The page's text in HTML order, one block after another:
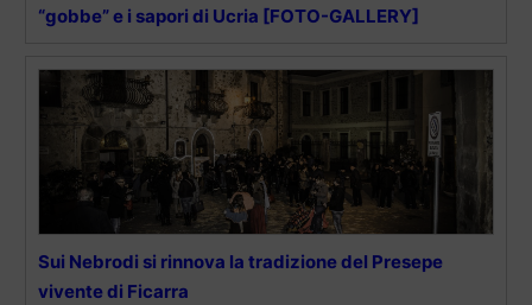
“gobbe” e i sapori di Ucria [FOTO-GALLERY]
Sui Nebrodi si rinnova la tradizione del Presepe
vivente di Ficarra